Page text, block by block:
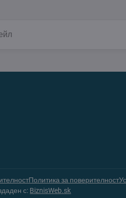
Политика за поверителност
с: BiznisWeb.sk